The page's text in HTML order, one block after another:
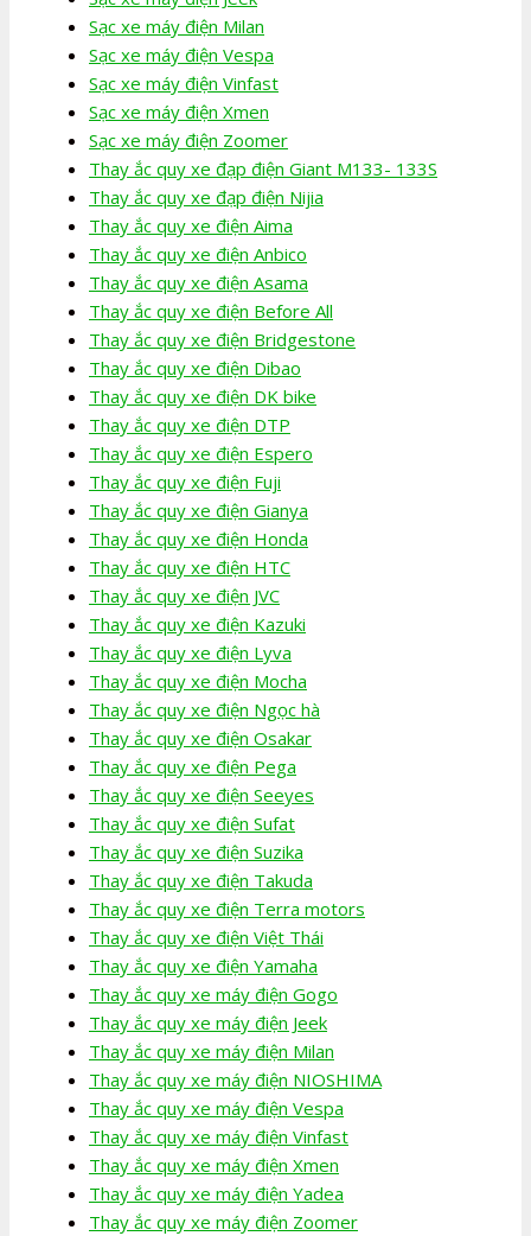
Sạc xe máy điện Milan
Sạc xe máy điện Vespa
Sạc xe máy điện Vinfast
Sạc xe máy điện Xmen
Sạc xe máy điện Zoomer
Thay ắc quy xe đạp điện Giant M133- 133S
Thay ắc quy xe đạp điện Nijia
Thay ắc quy xe điện Aima
Thay ắc quy xe điện Anbico
Thay ắc quy xe điện Asama
Thay ắc quy xe điện Before All
Thay ắc quy xe điện Bridgestone
Thay ắc quy xe điện Dibao
Thay ắc quy xe điện DK bike
Thay ắc quy xe điện DTP
Thay ắc quy xe điện Espero
Thay ắc quy xe điện Fuji
Thay ắc quy xe điện Gianya
Thay ắc quy xe điện Honda
Thay ắc quy xe điện HTC
Thay ắc quy xe điện JVC
Thay ắc quy xe điện Kazuki
Thay ắc quy xe điện Lyva
Thay ắc quy xe điện Mocha
Thay ắc quy xe điện Ngọc hà
Thay ắc quy xe điện Osakar
Thay ắc quy xe điện Pega
Thay ắc quy xe điện Seeyes
Thay ắc quy xe điện Sufat
Thay ắc quy xe điện Suzika
Thay ắc quy xe điện Takuda
Thay ắc quy xe điện Terra motors
Thay ắc quy xe điện Việt Thái
Thay ắc quy xe điện Yamaha
Thay ắc quy xe máy điện Gogo
Thay ắc quy xe máy điện Jeek
Thay ắc quy xe máy điện Milan
Thay ắc quy xe máy điện NIOSHIMA
Thay ắc quy xe máy điện Vespa
Thay ắc quy xe máy điện Vinfast
Thay ắc quy xe máy điện Xmen
Thay ắc quy xe máy điện Yadea
Thay ắc quy xe máy điện Zoomer